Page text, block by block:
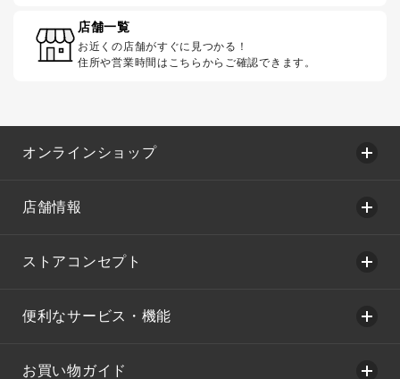
店舗一覧
お近くの店舗がすぐに見つかる！
住所や営業時間はこちらからご確認できます。
オンラインショップ
店舗情報
ストアコンセプト
便利なサービス・機能
お買い物ガイド